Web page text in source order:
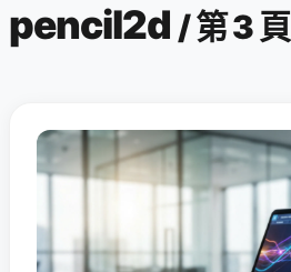
pencil2d / 第 3 頁